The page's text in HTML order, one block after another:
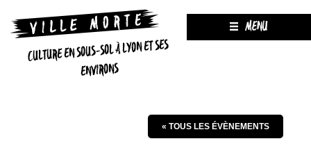
CULTURE EN SOUS-SOL À LYON ET SES
ENVIRONS
MENU
« TOUS LES ÉVÈNEMENTS